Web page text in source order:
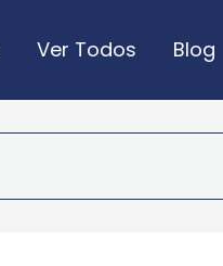
Ver Todos Blog